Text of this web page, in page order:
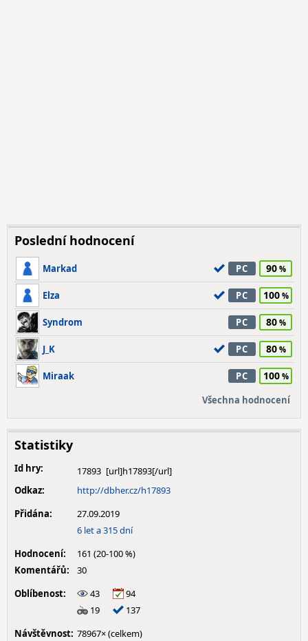
Poslední hodnocení
Markad PC 90
Elza PC 100
Syndrom PC 80
J_K PC 80
Miraak PC 100
Všechna hodnocení
Statistiky
Id hry:
17893
Odkaz:
http://dbher.cz/h17893
Přidána:
27.09.2019
6 let a 315 dní
Hodnocení:
161 (20-100 %)
Komentářů:
30
Oblíbenost:
43
94
19
137
Návštěvnost: 78967× (celkem)